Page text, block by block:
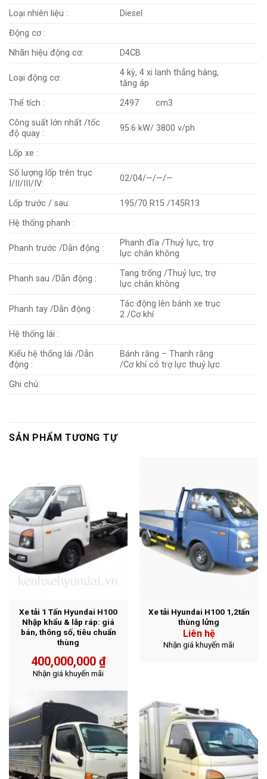
Loại nhiên liệu :
Diesel
Động cơ :
Nhãn hiệu động cơ:
D4CB
Loại động cơ:
4 kỳ, 4 xi lanh thẳng hàng,
tăng áp
Thể tích :
2497 cm3
Công suất lớn nhất /tốc
độ quay :
95.6 kW/ 3800 v/ph
Lốp xe :
Số lượng lốp trên trục
I/II/III/IV:
02/04/—/—/—
Lốp trước / sau:
195/70 R15 /145R13
Hệ thống phanh :
Phanh trước /Dẫn động :
Phanh đĩa /Thuỷ lực, trợ
lực chân không
Phanh sau /Dẫn động :
Tang trống /Thuỷ lực, trợ
lực chân không
Phanh tay /Dẫn động :
Tác động lên bánh xe trục
2 /Cơ khí
Hệ thống lái :
Kiểu hệ thống lái /Dẫn
động :
Bánh răng – Thanh răng
/Cơ khí có trợ lực thuỷ lực
Ghi chú:
SẢN PHẨM TƯƠNG TỰ
Xe tải 1 Tấn Hyundai H100
Nhập khẩu & lắp ráp: giá
bán, thông số, tiêu chuẩn
thùng
400,000,000 ₫
Nhận giá khuyến mãi
Xe tải Hyundai H100 1,2tấn
thùng lửng
Liên hệ
Nhận giá khuyến mãi